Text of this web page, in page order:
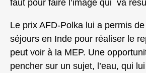
faut pour faire l’image qui va
Le prix AFD-Polka lui a permis
séjours en Inde pour réaliser le
peut voir à la MEP. Une
pencher sur un sujet, l’eau, qui